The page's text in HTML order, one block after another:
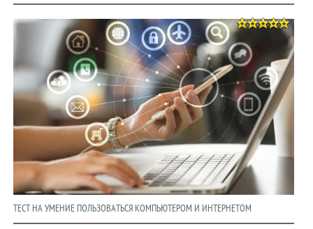
ТЕСТ НА УМЕНИЕ ПОЛЬЗОВАТЬСЯ КОМПЬЮТЕРОМ И ИНТЕРНЕТОМ